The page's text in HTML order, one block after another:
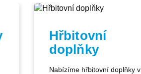
Hřbitovní
doplňky
Nabízíme hřbitovní doplňky v